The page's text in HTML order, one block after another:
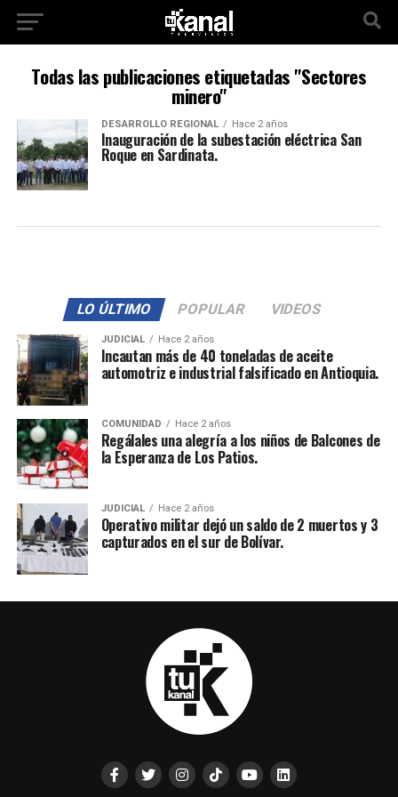
Todas las publicaciones etiquetadas "Sectores
minero"
DESARROLLO REGIONAL Hace 2 años
Inauguración de la subestación eléctrica San
Roque en Sardinata.
LO ÚLTIMO POPULAR VIDEOS
JUDICIAL Hace 2 años
Incautan más de 40 toneladas de aceite
automotriz e industrial falsificado en Antioquia.
COMUNIDAD Hace 2 años
Regálales una alegría a los niños de Balcones de
la Esperanza de Los Patios.
JUDICIAL Hace 2 años
Operativo militar dejó un saldo de 2 muertos y 3
capturados en el sur de Bolívar.